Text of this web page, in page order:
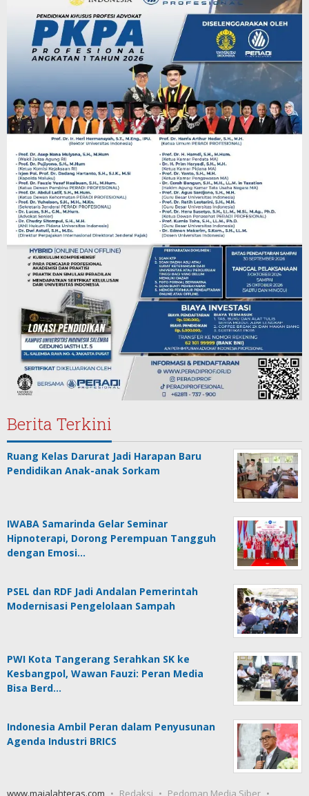
Berita Terkini
Ruang Kelas Darurat Jadi Harapan Baru
Pendidikan Anak-anak Sorkam
IWABA Samarinda Gelar Seminar
Hipnoterapi, Dorong Perempuan Tangguh
dengan Emosi…
PSEL dan RDF Jadi Andalan Pemerintah
Modernisasi Pengelolaan Sampah
PWI Kota Tangerang Serahkan SK ke
Kesbangpol, Wawan Fauzi: Peran Media
Bisa Berd…
Indonesia Ambil Peran dalam Penyusunan
Agenda Industri BRICS
www.majalahteras.com Redaksi Pedoman Media Siber